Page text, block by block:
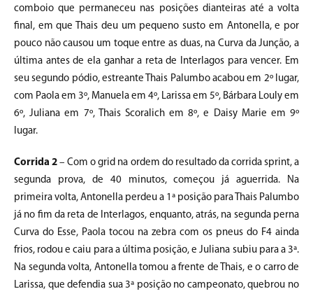
comboio que permaneceu nas posições dianteiras até a volta
final, em que Thais deu um pequeno susto em Antonella, e por
pouco não causou um toque entre as duas, na Curva da Junção, a
última antes de ela ganhar a reta de Interlagos para vencer. Em
seu segundo pódio, estreante Thais Palumbo acabou em 2º lugar,
com Paola em 3º, Manuela em 4º, Larissa em 5º, Bárbara Louly em
6º, Juliana em 7º, Thais Scoralich em 8º, e Daisy Marie em 9º
lugar.
Corrida 2 – Com o grid na ordem do resultado da corrida sprint, a
segunda prova, de 40 minutos, começou já aguerrida. Na
primeira volta, Antonella perdeu a 1ª posição para Thais Palumbo
já no fim da reta de Interlagos, enquanto, atrás, na segunda perna
Curva do Esse, Paola tocou na zebra com os pneus do F4 ainda
frios, rodou e caiu para a última posição, e Juliana subiu para a 3ª.
Na segunda volta, Antonella tomou a frente de Thais, e o carro de
Larissa, que defendia sua 3ª posição no campeonato, quebrou no